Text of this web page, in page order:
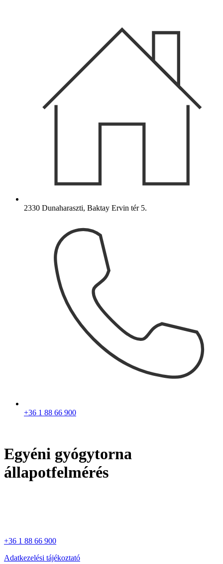
2330 Dunaharaszti, Baktay Ervin tér 5.
+36 1 88 66 900
Egyéni gyógytorna
állapotfelmérés
+36 1 88 66 900
Adatkezelési tájékoztató